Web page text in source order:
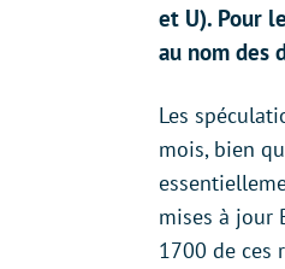
et U). Pour
au nom des
Les
mois, bien
mises à jour
1700 de ces